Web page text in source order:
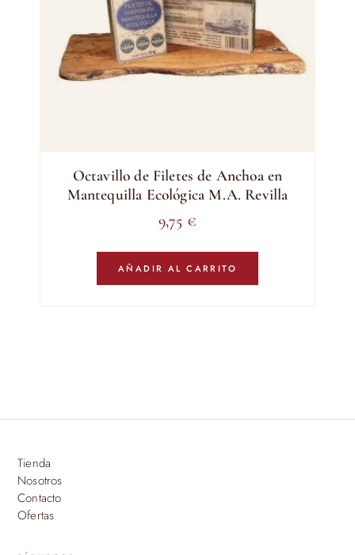
Octavillo de Filetes de Anchoa en
Mantequilla Ecológica M.A. Revilla
9,75 €
AÑADIR AL CARRITO
Tienda
Nosotros
Contacto
Ofertas